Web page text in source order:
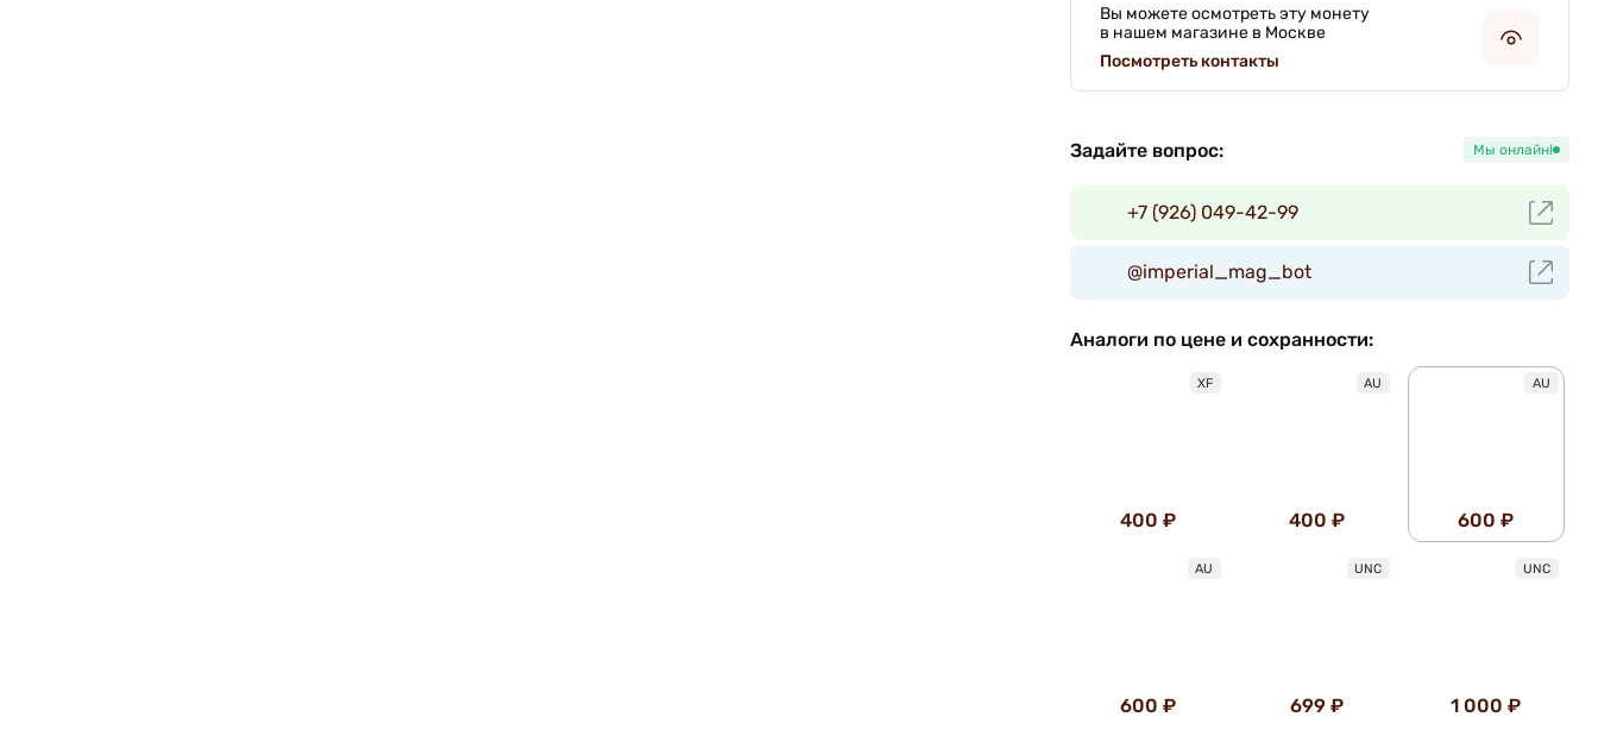
Вы можете осмотреть эту монету
в нашем магазине в Москве
Посмотреть контакты
Задайте вопрос: Мы онлайн!
+7 (926) 049-42-99
@imperial_mag_bot
Аналоги по цене и сохранности:
XF
400 ₽
AU
400 ₽
AU
600 ₽
AU
600 ₽
UNC
699 ₽
UNC
1 000 ₽